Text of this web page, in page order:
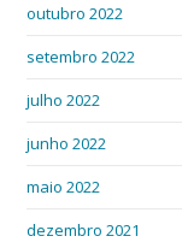
outubro 2022
setembro 2022
julho 2022
junho 2022
maio 2022
dezembro 2021